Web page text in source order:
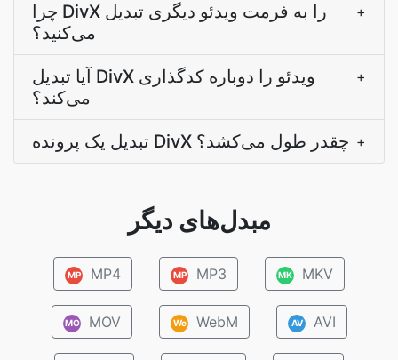
چرا DivX را به فرمت ویدئو دیگری تبدیل
می‌کنید؟
+
آیا تبدیل DivX ویدئو را دوباره کدگذاری
می‌کند؟
+
تبدیل یک پرونده DivX چقدر طول می‌کشد؟ +
مبدل‌های دیگر
MP MP4 MP MP3 MK MKV
MO MOV We WebM AV AVI